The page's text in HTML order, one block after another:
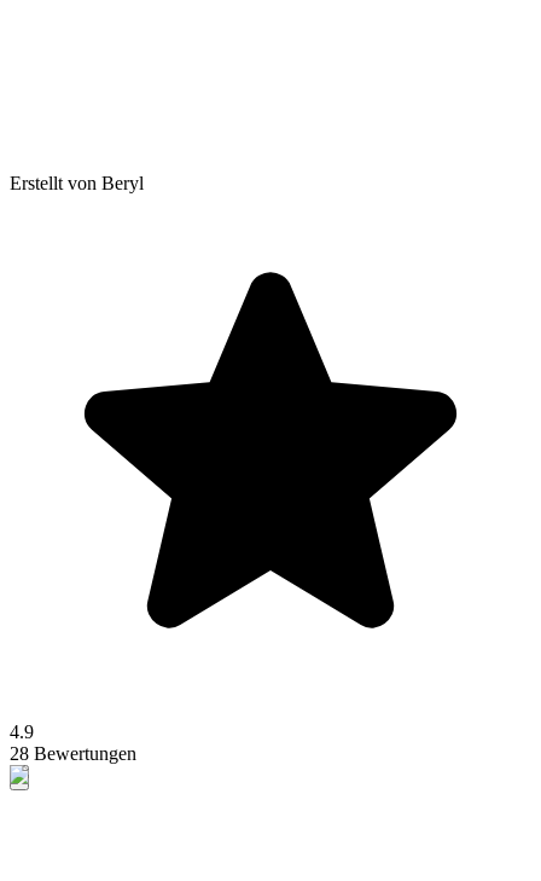
Erstellt von Beryl
4.9
28 Bewertungen